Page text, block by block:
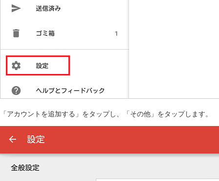
「アカウントを追加する」をタップし、「その他」をタップします。